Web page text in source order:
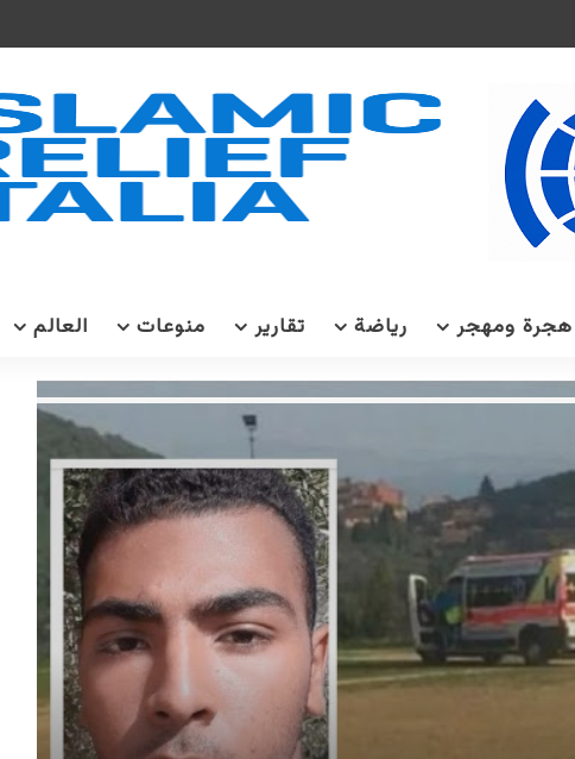
هجرة ومهجر رياضة تقارير منوعات العالم